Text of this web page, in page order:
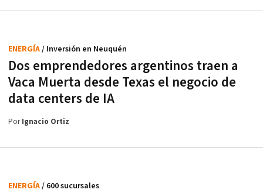
Dos emprendedores argentinos traen a
Vaca Muerta desde Texas el negocio de
data centers de IA
ENERGÍA/ Inversión en Neuquén
PorIgnacio Ortiz
ENERGÍA/ 600 sucursales